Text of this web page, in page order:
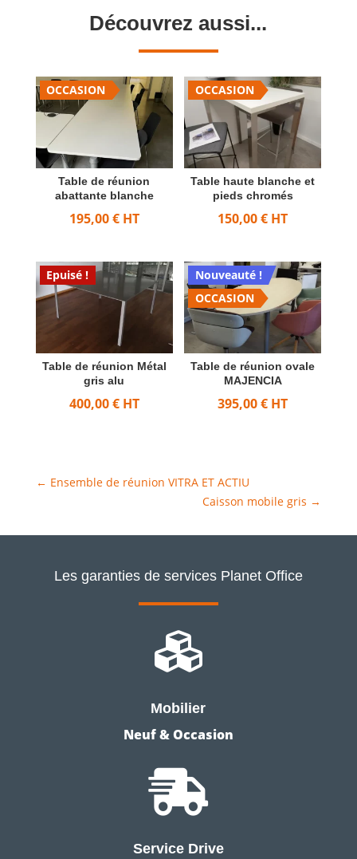
Découvrez aussi...
OCCASION
Table de réunion
abattante blanche
195,00€ HT
OCCASION
Table haute blanche et
pieds chromés
150,00€ HT
Epuisé !
Table de réunion Métal
gris alu
400,00€ HT
Nouveauté !
OCCASION
Table de réunion ovale
MAJENCIA
395,00€ HT
← Ensemble de réunion VITRA ET ACTIU
Caisson mobile gris →
Les garanties de services Planet Office

Mobilier
Neuf & Occasion

Service Drive